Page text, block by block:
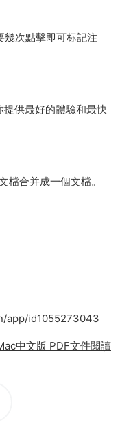
幾次點擊即可标記注
供最好的體驗和最快
合并成一個文檔。
app/id1055273043
中文版 PDF文件閱讀